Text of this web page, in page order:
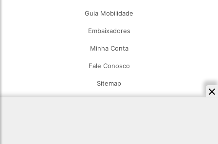
Guia Mobilidade
Embaixadores
Minha Conta
Fale Conosco
Sitemap